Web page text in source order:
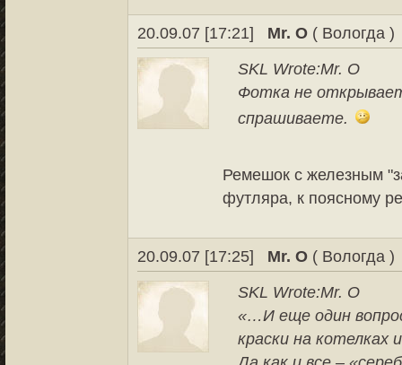
20.09.07 [17:21] Mr. O ( Вологда )
SKL Wrote:Mr. O
Фотка не
спрашиваете.
Ремешок с железным
футляра, к поясному
20.09.07 [17:25] Mr. O ( Вологда )
SKL Wrote:Mr. O
«…И еще один
краски на котелках